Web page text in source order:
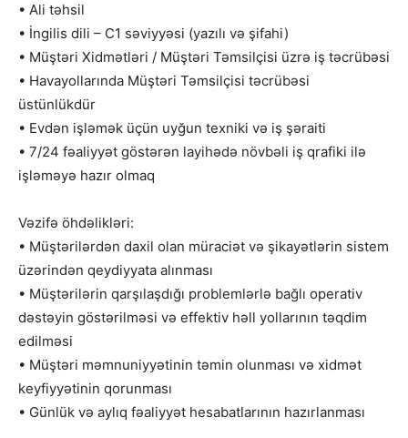
• Ali təhsil
• İngilis dili – C1 səviyyəsi (yazılı və şifahi)
• Müştəri Xidmətləri / Müştəri Təmsilçisi üzrə iş təcrübəsi
• Havayollarında Müştəri Təmsilçisi təcrübəsi
üstünlükdür
• Evdən işləmək üçün uyğun texniki və iş şəraiti
• 7/24 fəaliyyət göstərən layihədə növbəli iş qrafiki ilə
işləməyə hazır olmaq
Vəzifə öhdəlikləri:
• Müştərilərdən daxil olan müraciət və şikayətlərin sistem
üzərindən qeydiyyata alınması
• Müştərilərin qarşılaşdığı problemlərlə bağlı operativ
dəstəyin göstərilməsi və effektiv həll yollarının təqdim
edilməsi
• Müştəri məmnuniyyətinin təmin olunması və xidmət
keyfiyyətinin qorunması
• Günlük və aylıq fəaliyyət hesabatlarının hazırlanması